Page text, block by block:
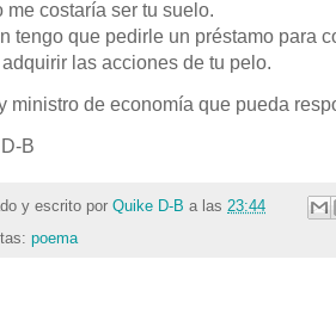
me costaría ser tu suelo.
tengo que pedirle un préstamo para
las acciones de tu pelo.
ministro de economía que pueda
B
y escrito por Quike D-B a las 23:44
poema